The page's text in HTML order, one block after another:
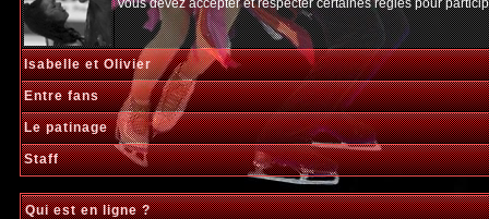
Vous devez accepter et respecter certaines règles pour
Isabelle et Olivier
Entre fans
Le patinage
Staff
Qui est en ligne ?